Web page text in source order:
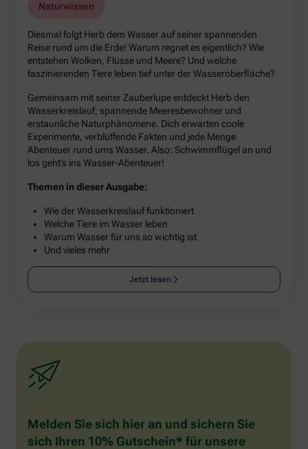
Naturwissen
Diesmal folgt Herb dem Wasser auf seiner spannenden
Reise rund um die Erde! Warum regnet es eigentlich? Wie
entstehen Wolken, Flüsse und Meere? Und welche
faszinierenden Tiere leben tief unter der Wasseroberfläche?
Gemeinsam mit seiner Zauberlupe entdeckt Herb den
Wasserkreislauf, spannende Meeresbewohner und
erstaunliche Naturphänomene. Dich erwarten coole
Experimente, verblüffende Fakten und jede Menge
Abenteuer rund ums Wasser. Also: Schwimmflügel an und
los geht’s ins Wasser-Abenteuer!
Themen in dieser Ausgabe:
Wie der Wasserkreislauf funktioniert
Welche Tiere im Wasser leben
Warum Wasser für uns so wichtig ist
Und vieles mehr
Jetzt lesen
Melden Sie sich hier an und sichern Sie
sich Ihren 10% Gutschein* für unsere